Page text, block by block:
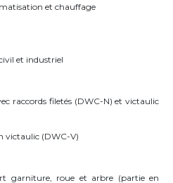
et chauffage
et industriel
raccords filetés (DWC-N) et victaulic
victaulic (DWC-V)
garniture, roue et arbre (partie en